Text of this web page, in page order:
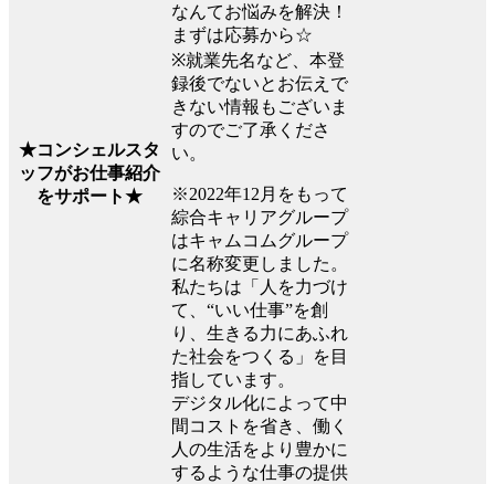
★コンシェルスタ
ッフがお仕事紹介
をサポート★
なんてお悩みを解決！
まずは応募から☆
※就業先名など、本登
録後でないとお伝えで
きない情報もございま
すのでご了承くださ
い。
※2022年12月をもって
綜合キャリアグループ
はキャムコムグループ
に名称変更しました。
私たちは「人を力づけ
て、“いい仕事”を創
り、生きる力にあふれ
た社会をつくる」を目
指しています。
デジタル化によって中
間コストを省き、働く
人の生活をより豊かに
するような仕事の提供